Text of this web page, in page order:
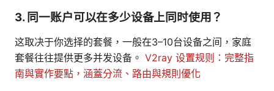
3. 同一账户可以在多少设备上同时使用？
这取决于你选择的套餐，一般在3–10台设备之间，家庭
套餐往往提供更多并发设备。 V2ray 设置规则：完整指
南與實作要點，涵蓋分流、路由與規則優化